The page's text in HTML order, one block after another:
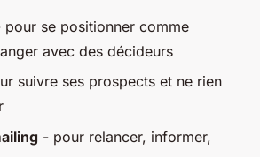
pour se positionner comme
avec des décideurs
suivre ses prospects et ne rien
- pour relancer, informer,